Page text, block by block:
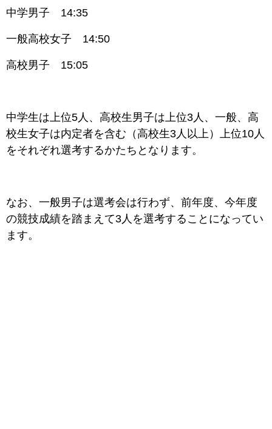
中学男子 14:35
一般高校女子 14:50
高校男子 15:05
中学生は上位5人、高校生男子は上位3人、一般、高
校生女子は内定者を含む（高校生3人以上）上位10人
をそれぞれ選考するかたちとなります。
なお、一般男子は選考会は行わず、前年度、今年度
の競技成績を踏まえて3人を選考することになってい
ます。